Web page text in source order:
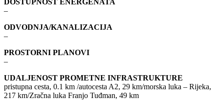
–
ODVODNJA/KANALIZACIJA
–
PROSTORNI PLANOVI
–
UDALJENOST PROMETNE INFRASTRUKTURE
pristupna cesta, 0.1 km /autocesta A2, 29 km/morska luka – Rijeka,
217 km/Zračna luka Franjo Tuđman, 49 km